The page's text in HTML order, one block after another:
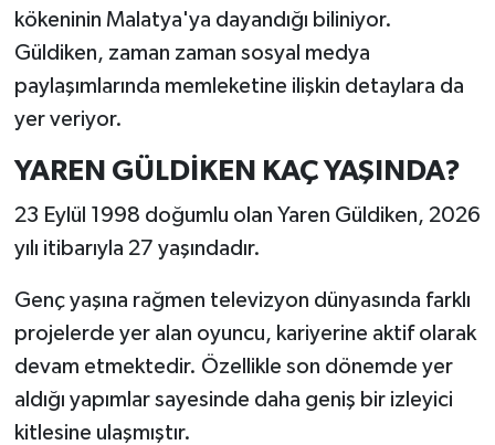
kökeninin Malatya'ya dayandığı biliniyor.
Güldiken, zaman zaman sosyal medya
paylaşımlarında memleketine ilişkin detaylara da
yer veriyor.
YAREN GÜLDİKEN KAÇ YAŞINDA?
23 Eylül 1998 doğumlu olan Yaren Güldiken, 2026
yılı itibarıyla 27 yaşındadır.
Genç yaşına rağmen televizyon dünyasında farklı
projelerde yer alan oyuncu, kariyerine aktif olarak
devam etmektedir. Özellikle son dönemde yer
aldığı yapımlar sayesinde daha geniş bir izleyici
kitlesine ulaşmıştır.